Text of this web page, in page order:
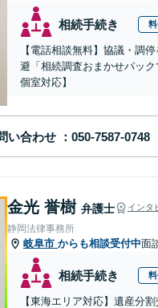
相続手続き
【電話相談無料】協議・調
避「相続調査おまかせパッ
個室対応】
い合わせ
金光 誉樹 弁護士 インタ
静岡法律事務所
岐阜市 からも相談受付中面
相続手続き
【東海エリア対応】遺産分